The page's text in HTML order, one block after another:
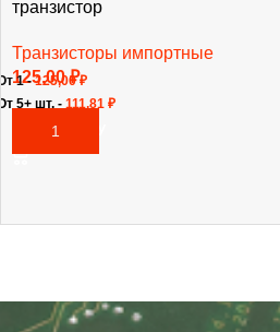
транзистор
Транзисторы импортные
125,00₽
В КОРЗИНУ
1 -125,00₽
5+ шт. - 111,81 ₽